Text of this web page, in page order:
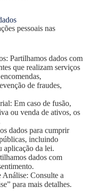
pessoais nas
Partilhamos dados com
que realizam serviços
de fraudes,
Em caso de fusão,
ou venda de ativos, os
dados para cumprir
incluindo
aplicação da lei.
dados com
Análise: Consulte a
para mais detalhes.